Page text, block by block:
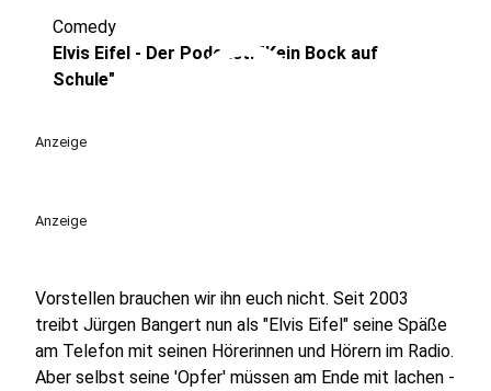
play_circle
Comedy
Elvis Eifel - Der Podcast: "Kein Bock auf
Schule"
Anzeige
Anzeige
Vorstellen brauchen wir ihn euch nicht. Seit 2003
treibt Jürgen Bangert nun als "Elvis Eifel" seine Späße
am Telefon mit seinen Hörerinnen und Hörern im Radio.
Aber selbst seine 'Opfer' müssen am Ende mit lachen -